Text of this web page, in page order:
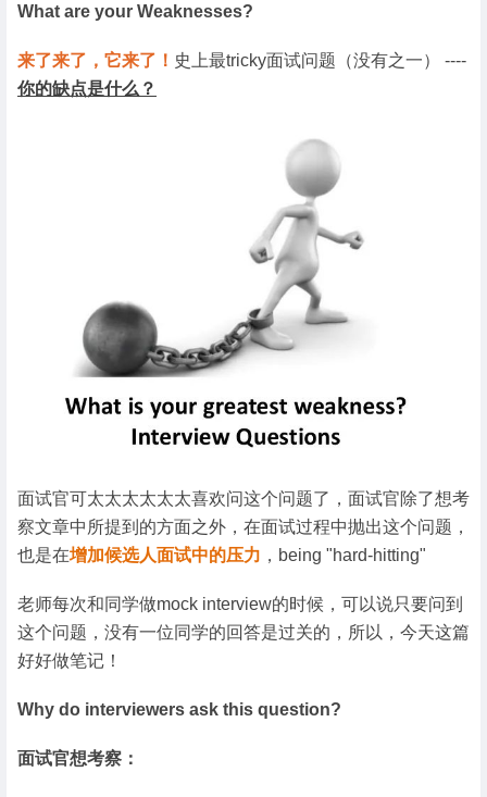
What are your Weaknesses?
来了来了，它来了！ 史上最tricky面试问题（没有之一） ----
你的缺点是什么？
面试官可太太太太太太喜欢问这个问题了，面试官除了想考
察文章中所提到的方面之外，在面试过程中抛出这个问题，
也是在增加候选人面试中的压力 ，being "hard-hitting"
老师每次和同学做mock interview的时候，可以说只要问到
这个问题，没有一位同学的回答是过关的，所以，今天这篇
好好做笔记！
Why do interviewers ask this question?
面试官想考察：